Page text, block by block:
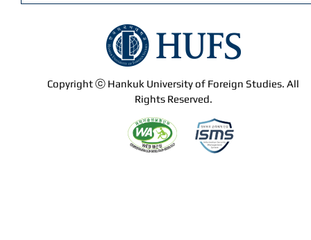
Copyright ⓒ Hankuk University of Foreign Studies. All
Rights Reserved.